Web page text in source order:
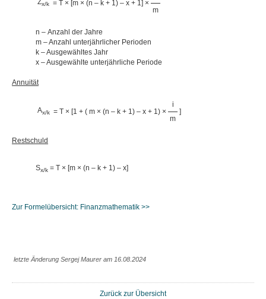
x/k = T × [m × (n – k + 1) – x + 1] ×
m
n – Anzahl der Jahre
m – Anzahl unterjährlicher Perioden
k – Ausgewähltes Jahr
x – Ausgewählte unterjährliche Periode
Annuität
Ax/k = T × [1 + ( m × (n – k + 1) – x + 1) ×
i
]
m
Restschuld
Sx/k = T × [m × (n – k + 1) – x]
Zur Formelübersicht: Finanzmathematik >>
letzte Änderung Sergej Maurer am 16.08.2024
Zurück zur Übersicht